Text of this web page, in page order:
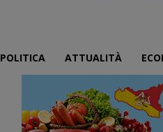
POLITICA ATTUALITÀ